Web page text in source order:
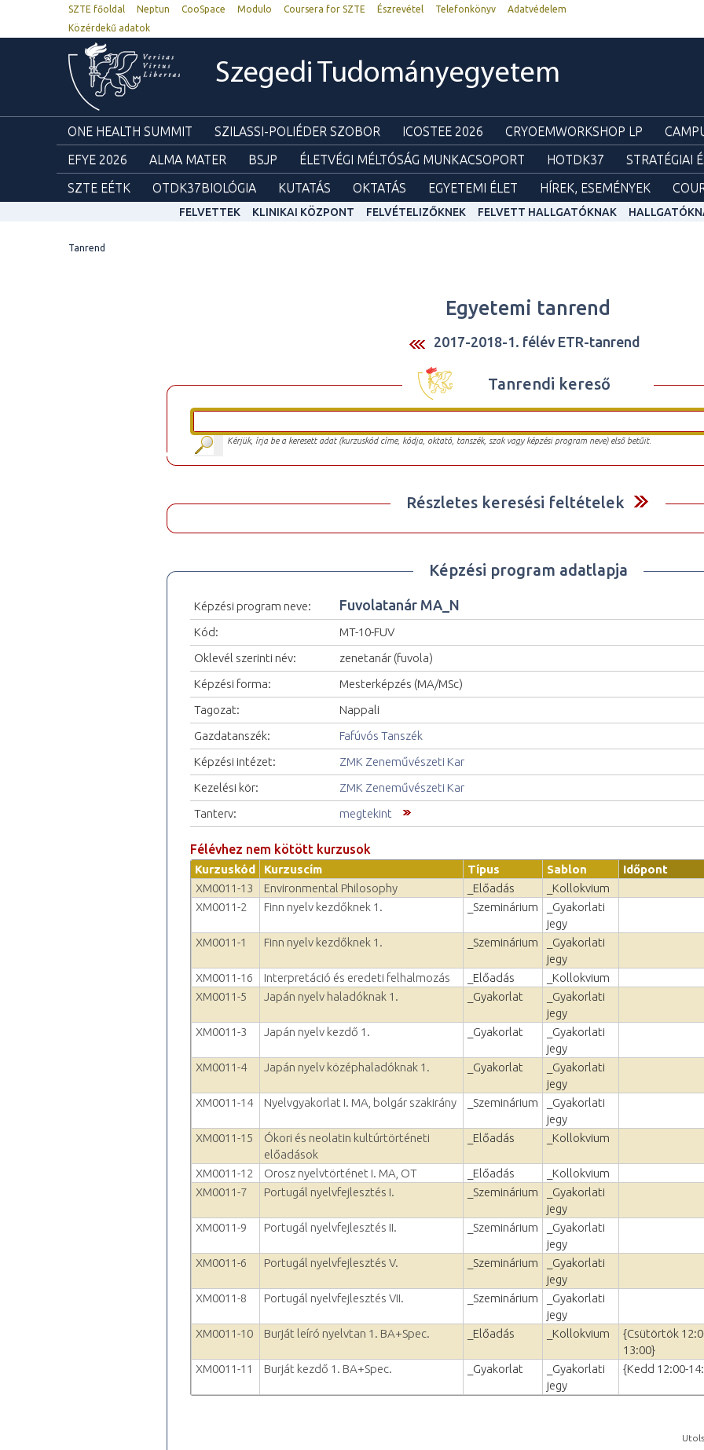
SZTE főoldal Neptun CooSpace Modulo Coursera for SZTE Észrevétel Telefonkönyv
Adatvédelem
Közérdekű adatok
Szegedi Tudományegyetem
ONE HEALTH SUMMIT SZILASSI-POLIÉDER SZOBOR ICOSTEE 2026 CRYOEMWORKSHOP LP
EFYE 2026
ALMA MATER BSJP ÉLETVÉGI MÉLTÓSÁG MUNKACSOPORT HOTDK37 STRATÉGIAI
SZTE EÉTK
OTDK37BIOLÓGIA KUTATÁS OKTATÁS EGYETEMI ÉLET HÍREK, ESEMÉNYEK
FELVETTEK KLINIKAI KÖZPONT FELVÉTELIZŐKNEK FELVETT HALLGATÓKNAK
Tanrend
Egyetemi tanrend
2017-2018-1. félév ETR-tanrend
Tanrendi kereső
Kérjük, írja be a keresett adat (kurzuskód címe, kódja, oktató, tanszék, szak vagy képzési program neve) első betűit.
Részletes keresési feltételek
Képzési program adatlapja
Képzési program neve: Fuvolatanár MA_N
Kód:
MT-10-FUV
Oklevél szerinti név:
zenetanár (fuvola)
Képzési forma:
Mesterképzés (MA/MSc)
Tagozat:
Nappali
Gazdatanszék:
Fafúvós Tanszék
Képzési intézet:
ZMK Zeneművészeti Kar
Kezelési kör:
ZMK Zeneművészeti Kar
Tanterv:
megtekint
Félévhez nem kötött kurzusok
Kurzuskód Kurzuscím Típus Sablon Időpont
XM0011-13
Environmental Philosophy _Előadás
_Kollokvium
XM0011-2
Finn nyelv kezdőknek 1. _Szeminárium
_Gyakorlati
jegy
XM0011-1
Finn nyelv kezdőknek 1. _Szeminárium
_Gyakorlati
jegy
XM0011-16
Interpretáció és eredeti felhalmozás _Előadás
_Kollokvium
XM0011-5
Japán nyelv haladóknak 1. _Gyakorlat
_Gyakorlati
jegy
XM0011-3
Japán nyelv kezdő 1. _Gyakorlat
_Gyakorlati
jegy
XM0011-4
Japán nyelv középhaladóknak 1. _Gyakorlat
_Gyakorlati
jegy
XM0011-14
Nyelvgyakorlat I. MA, bolgár szakirány _Szeminárium
_Gyakorlati
jegy
XM0011-15
Ókori és neolatin kultúrtörténeti
előadások
_Előadás _Kollokvium
XM0011-12 Orosz nyelvtörténet I. MA, OT _Előadás
_Kollokvium
XM0011-7
Portugál nyelvfejlesztés I. _Szeminárium
_Gyakorlati
jegy
XM0011-9
Portugál nyelvfejlesztés II. _Szeminárium
_Gyakorlati
jegy
XM0011-6
Portugál nyelvfejlesztés V. _Szeminárium
_Gyakorlati
jegy
XM0011-8
Portugál nyelvfejlesztés VII. _Szeminárium
_Gyakorlati
jegy
XM0011-10
Burját leíró nyelvtan 1. BA+Spec. _Előadás _Kollokvium
{Csütörtök
13:00}
XM0011-11
Burját kezdő 1. BA+Spec. _Gyakorlat
_Gyakorlati
jegy
{Kedd 12:00-